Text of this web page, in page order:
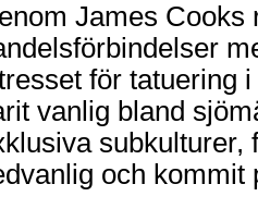
James Cooks
för tatuering
vanlig bland
subkulturer,
och kommit